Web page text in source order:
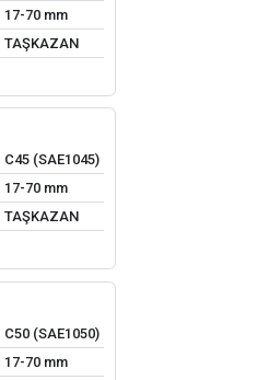
17-70 mm
TAŞKAZAN
C45 (SAE1045)
17-70 mm
TAŞKAZAN
C50 (SAE1050)
17-70 mm